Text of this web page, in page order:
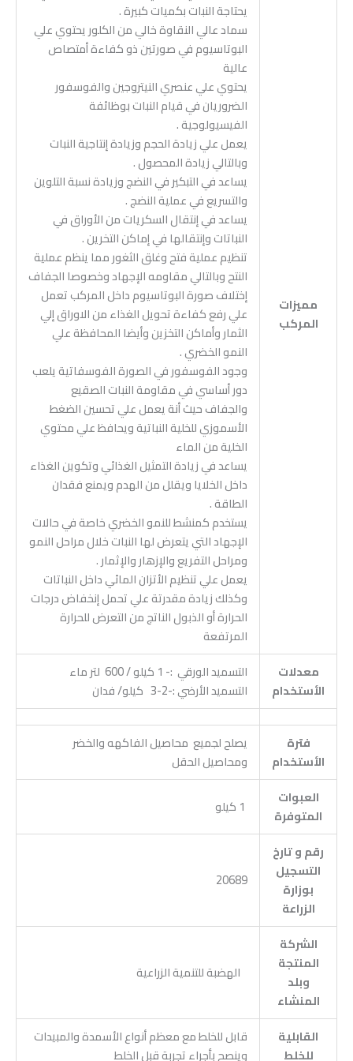
مميزات
المركب
يحتاجة النبات بكميات كبيرة .
سماد عالي النقاوة خالي من الكلور يحتوي علي
البوتاسيوم في صورتين ذو كفاءة أمتصاص
عالية
يحتوي علي عنصري النيتروجين والفوسفور
الضروريان في قيام النبات بوظائفة
الفيسيولوجية .
يعمل علي زيادة الحجم وزيادة إنتاجية النبات
وبالتالي زيادة المحصول .
يساعد في التبكير في النضج وزيادة نسبة التلوين
والتسريع في عملية النضج .
يساعد في إنتقال السكريات من الأوراق في
النباتات وإنتقالها في إماكن التخرين .
تنظيم عملية فتح وغلق الثغور مما ينظم عملية
النتح وبالتالي مقاومه الإجهاد وخصوصا الجفاف
إختلاف صورة البوتاسيوم داخل المركب تعمل
علي رفع كفاءة تحويل الغذاء من الاوراق إلي
الثمار وأماكن التخزين وأيضا المحافظة علي
النمو الخضري .
وجود الفوسفور في الصورة الفوسفاتية يلعب
دور أساسي في مقاومة النبات الصقيع
والجفاف حيث أنة يعمل علي تحسين الضغط
الأسموزي للخلية النباتية ويحافظ علي محتوي
الخلية من الماء
يساعد في زيادة التمثيل الغذائي وتكوين الغذاء
داخل الخلايا ويقلل من الهدم ويمنع فقدان
الطاقة .
يستخدم كمنشط للنمو الخضري خاصة في حالات
الإجهاد التي يتعرض لها النبات خلال مراحل النمو
ومراحل التفريع والإزهار والإثمار .
يعمل علي تنظيم الأتزان المائي داخل النباتات
وكذلك زيادة مقدرتة علي تحمل إنخفاض درجات
الحرارة أو الذبول الناتج من التعرض للحرارة
المرتفعة
معدلات
الأستخدام
التسميد الورقي :- 1 كيلو / 600 لتر ماء
التسميد الأرضي :-2-3 كيلو/ فدان
فترة
الأستخدام
يصلح لجميع محاصيل الفاكهه والخضر
ومحاصيل الحقل
العبوات
المتوفرة
رقم و تارخ
التسجيل
بوزارة
الزراعة
20689
الشركة
المنتجة
وبلد
المنشاء
الهضبة للتنمية الزراعية
القابلية
للخلط
قابل للخلط مع معظم أنواع الأسمدة والمبيدات
وينصح بأجراء تجربة قبل الخلط